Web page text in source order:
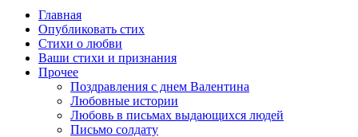
Главная
Опубликовать стих
Стихи о любви
Ваши стихи и признания
Прочее
Поздравления с днем Валентина
Любовные истории
Любовь в письмах выдающихся людей
Письмо солдату